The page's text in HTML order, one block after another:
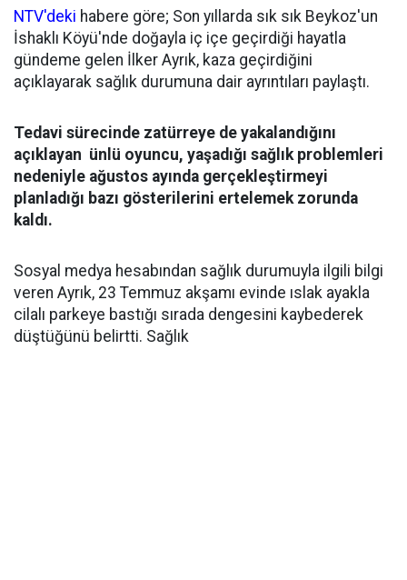
NTV'deki habere göre; Son yıllarda sık sık Beykoz'un
İshaklı Köyü'nde doğayla iç içe geçirdiği hayatla
gündeme gelen İlker Ayrık, kaza geçirdiğini
açıklayarak sağlık durumuna dair ayrıntıları paylaştı.
Tedavi sürecinde zatürreye de yakalandığını
açıklayan ünlü oyuncu, yaşadığı sağlık problemleri
nedeniyle ağustos ayında gerçekleştirmeyi
planladığı bazı gösterilerini ertelemek zorunda
kaldı.
Sosyal medya hesabından sağlık durumuyla ilgili bilgi
veren Ayrık, 23 Temmuz akşamı evinde ıslak ayakla
cilalı parkeye bastığı sırada dengesini kaybederek
düştüğünü belirtti. Sağlık